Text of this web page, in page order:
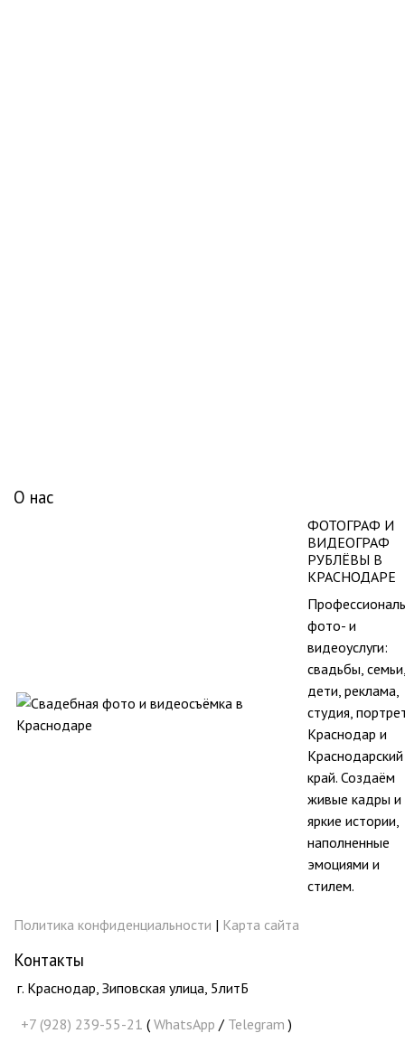
О нас
ФОТОГРАФ И
ВИДЕОГРАФ
РУБЛЁВЫ В
КРАСНОДАРЕ
фото- и
видеоуслуги:
свадьбы, семьи,
дети, реклама,
студия,
Краснодар и
Краснодарский
край. Создаём
живые кадры и
яркие истории,
наполненные
эмоциями и
стилем.
Политика конфиденциальности | Карта сайта
Контакты
г. Краснодар, Зиповская улица, 5литБ
+7 (928) 239-55-21 (WhatsApp / Telegram )